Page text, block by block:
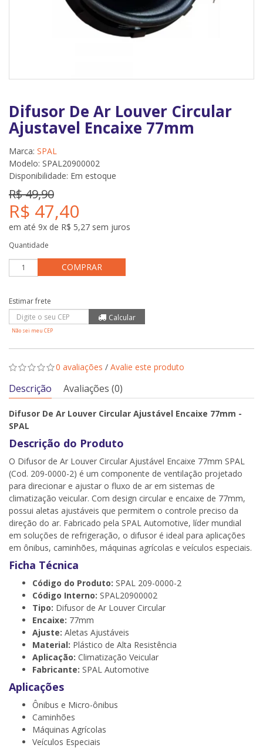
Difusor De Ar Louver Circular
Ajustavel Encaixe 77mm
Marca: SPAL
Modelo: SPAL20900002
Disponibilidade: Em estoque
R$ 49,90
R$ 47,40
em até 9x de R$ 5,27 sem juros
Quantidade
COMPRAR
Não sei meu CEP
0 avaliações / Avalie este produto
Descrição Avaliações (0)
Difusor De Ar Louver Circular Ajustável Encaixe 77mm -
SPAL
Descrição do Produto
O Difusor de Ar Louver Circular Ajustável Encaixe 77mm SPAL
(Cod. 209-0000-2) é um componente de ventilação projetado
para direcionar e ajustar o fluxo de ar em sistemas de
climatização veicular. Com design circular e encaixe de 77mm,
possui aletas ajustáveis que permitem o controle preciso da
direção do ar. Fabricado pela SPAL Automotive, líder mundial
em soluções de refrigeração, o difusor é ideal para aplicações
em ônibus, caminhões, máquinas agrícolas e veículos especiais.
Ficha Técnica
Código do Produto: SPAL 209-0000-2
Código Interno: SPAL20900002
Tipo: Difusor de Ar Louver Circular
Encaixe: 77mm
Ajuste: Aletas Ajustáveis
Material: Plástico de Alta Resistência
Aplicação: Climatização Veicular
Fabricante: SPAL Automotive
Aplicações
Ônibus e Micro-ônibus
Caminhões
Máquinas Agrícolas
Veículos Especiais